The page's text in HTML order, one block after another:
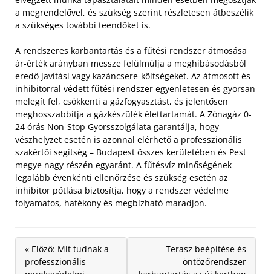
a megrendelővel, és szükség szerint részletesen átbeszélik
a szükséges további teendőket is.
A rendszeres karbantartás és a fűtési rendszer átmosása
ár-érték arányban messze felülmúlja a meghibásodásból
eredő javítási vagy kazáncsere-költségeket. Az átmosott és
inhibitorral védett fűtési rendszer egyenletesen és gyorsan
melegít fel, csökkenti a gázfogyasztást, és jelentősen
meghosszabbítja a gázkészülék élettartamát. A Zónagáz 0-
24 órás Non-Stop Gyorsszolgálata garantálja, hogy
vészhelyzet esetén is azonnal elérhető a professzionális
szakértői segítség – Budapest összes kerületében és Pest
megye nagy részén egyaránt. A fűtésvíz minőségének
legalább évenkénti ellenőrzése és szükség esetén az
inhibitor pótlása biztosítja, hogy a rendszer védelme
folyamatos, hatékony és megbízható maradjon.
« Előző: Mit tudnak a
professzionális
Terasz beépítése és
öntözőrendszer